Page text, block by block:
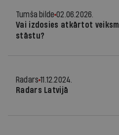
Tumša bilde 02.06.2026.
Vai izdosies atkārtot
stāstu?
Radars 11.12.2024.
Radars Latvijā